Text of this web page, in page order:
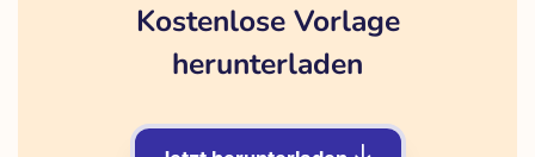
Kostenlose Vorlage
herunterladen